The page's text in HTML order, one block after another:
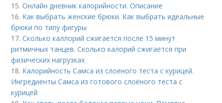
15.Онлайн дневник калорийности. Описание
16. Как выбрать женские брюки. Как выбрать идеальные
брюки по типу фигуры
17.Сколько каллорий сжигается после 15 минут
ритмичных танцев. Сколько калорий сжигается при
физических нагрузках
18. Калорийность Самса из слоеного теста с курицей.
Ингредиенты Самса из готового слоёного теста с
курицей